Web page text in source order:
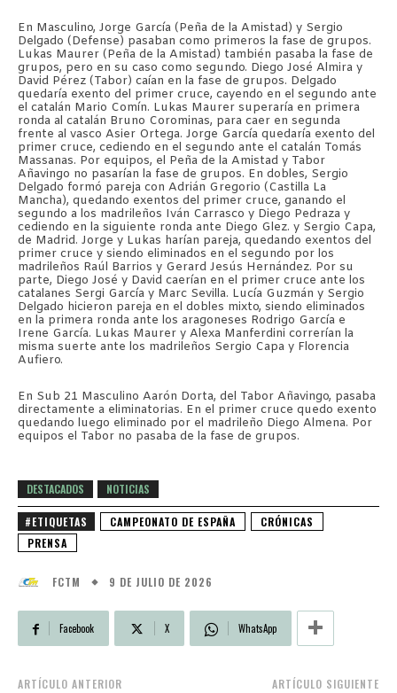
En Masculino, Jorge García (Peña de la Amistad) y Sergio
Delgado (Defense) pasaban como primeros la fase de grupos.
Lukas Maurer (Peña de la Amistad) también pasaba la fase de
grupos, pero en su caso como segundo. Diego José Almira y
David Pérez (Tabor) caían en la fase de grupos. Delgado
quedaría exento del primer cruce, cayendo en el segundo ante
el catalán Mario Comín. Lukas Maurer superaría en primera
ronda al catalán Bruno Corominas, para caer en segunda
frente al vasco Asier Ortega. Jorge García quedaría exento del
primer cruce, cediendo en el segundo ante el catalán Tomás
Massanas. Por equipos, el Peña de la Amistad y Tabor
Añavingo no pasarían la fase de grupos. En dobles, Sergio
Delgado formó pareja con Adrián Gregorio (Castilla La
Mancha), quedando exentos del primer cruce, ganando el
segundo a los madrileños Iván Carrasco y Diego Pedraza y
cediendo en la siguiente ronda ante Diego Glez. y Sergio Capa,
de Madrid. Jorge y Lukas harían pareja, quedando exentos del
primer cruce y siendo eliminados en el segundo por los
madrileños Raúl Barrios y Gerard Jesús Hernández. Por su
parte, Diego José y David caerían en el primer cruce ante los
catalanes Sergi García y Marc Sevilla. Lucía Guzmán y Sergio
Delgado hicieron pareja en el dobles mixto, siendo eliminados
en la primera ronda ante los aragoneses Rodrigo García e
Irene García. Lukas Maurer y Alexa Manferdini correrían la
misma suerte ante los madrileños Sergio Capa y Florencia
Aufiero.
En Sub 21 Masculino Aarón Dorta, del Tabor Añavingo, pasaba
directamente a eliminatorias. En el primer cruce quedo exento
quedando luego eliminado por el madrileño Diego Almena. Por
equipos el Tabor no pasaba de la fase de grupos.
DESTACADOS NOTICIAS
#ETIQUETAS CAMPEONATO DE ESPAÑA
CRÓNICAS
PRENSA
FCTM 9 DE JULIO DE 2026
Facebook X WhatsApp
ARTÍCULO ANTERIOR ARTÍCULO SIGUIENTE